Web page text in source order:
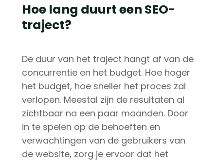
Hoe lang duurt een SEO-
traject?
De duur van het traject hangt af van de
concurrentie en het budget. Hoe hoger
het budget, hoe sneller het proces zal
verlopen. Meestal zijn de resultaten al
zichtbaar na een paar maanden. Door
in te spelen op de behoeften en
verwachtingen van de gebruikers van
de website, zorg je ervoor dat het